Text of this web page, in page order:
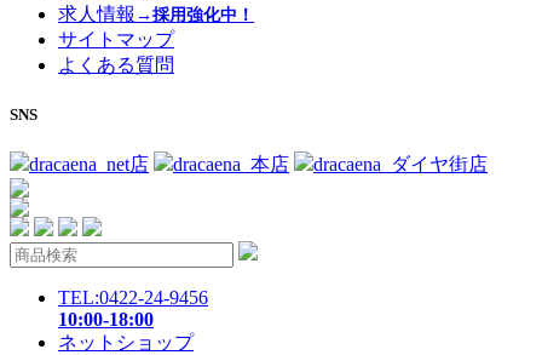
求人情報 →採用強化中！
サイトマップ
よくある質問
SNS
dracaena_net店 dracaena_本店 dracaena_ダイヤ街店
TEL:0422-24-9456
10:00-18:00
ネットショップ